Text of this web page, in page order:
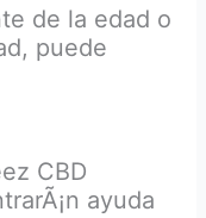
de la edad o
puede
CBD
ayuda